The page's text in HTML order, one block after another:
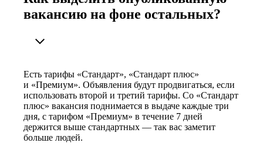
вакансию на фоне остальных?
Есть тарифы «Стандарт», «Стандарт плюс»
и «Премиум». Объявления будут продвигаться, если
использовать второй и третий тарифы. Со «Стандарт
плюс» вакансия поднимается в выдаче каждые три
дня, с тарифом «Премиум» в течение 7 дней
держится выше стандартных — так вас заметит
больше людей.